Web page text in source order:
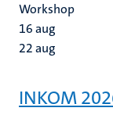
Workshop
16aug
22aug
INKOM